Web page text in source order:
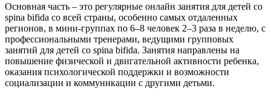
Основная часть – это регулярные онлайн занятия для детей со
spina bifida со всей страны, особенно самых отдаленных
регионов, в мини-группах по 6–8 человек 2–3 раза в неделю, с
профессиональными тренерами, ведущими групповых
занятий для детей со spina bifida. Занятия направлены на
повышение физической и двигательной активности ребенка,
оказания психологической поддержки и возможности
социализации и коммуникации с другими детьми.